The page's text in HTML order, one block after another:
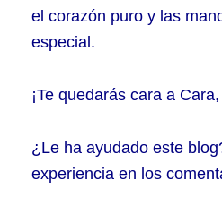
el corazón puro y las
especial.
¡Te quedarás cara a
¿Le ha ayudado este
experiencia en los